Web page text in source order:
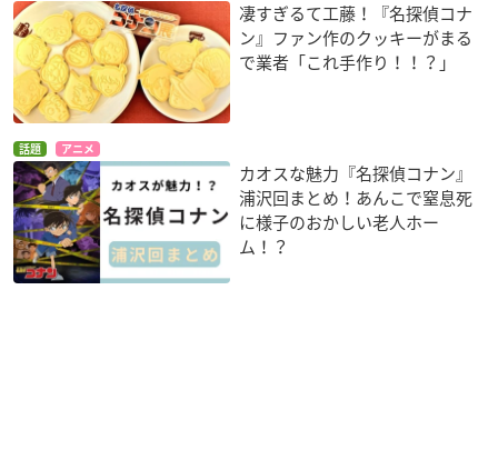
凄すぎるて工藤！『名探偵コナ
ン』ファン作のクッキーがまる
で業者「これ手作り！！？」
話題 アニメ
カオスな魅力『名探偵コナン』
浦沢回まとめ！あんこで窒息死
に様子のおかしい老人ホー
ム！？